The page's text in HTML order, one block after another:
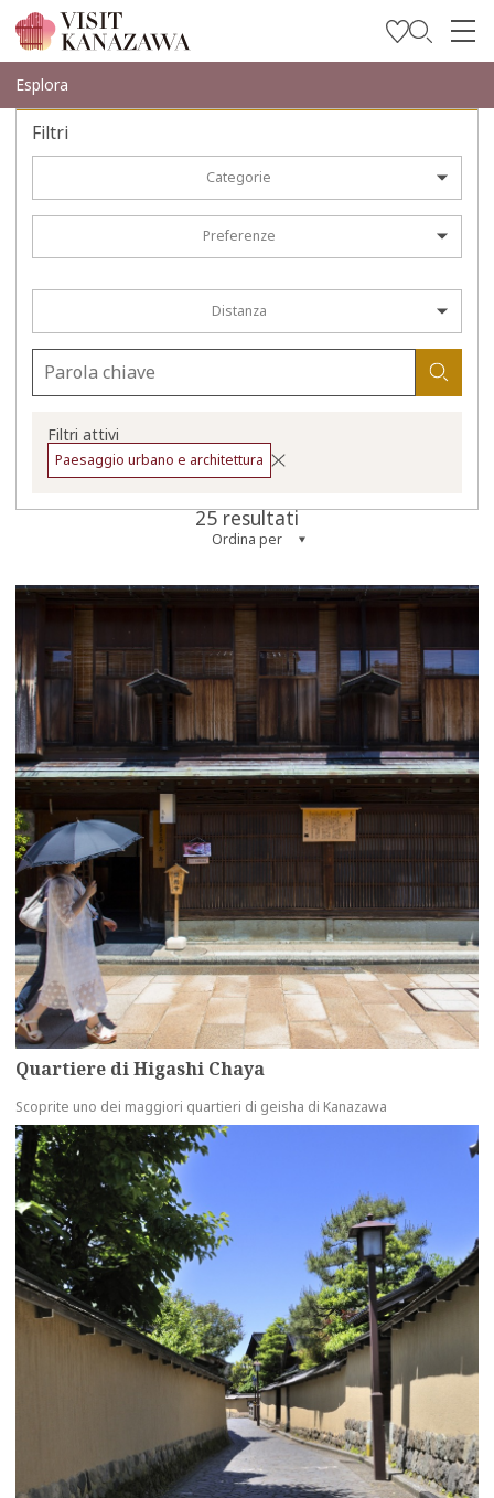
Trova l’ispirazione
Esplora
Programma il tuo viaggio
Travel Trade and Media
Esplora
Filtri
Categorie
Preferenze
Distanza
Filtri attivi
Paesaggio urbano e architettura
25 resultati
Ordina per
Quartiere di Higashi Chaya
Scoprite uno dei maggiori quartieri di geisha di Kanazawa
more
more